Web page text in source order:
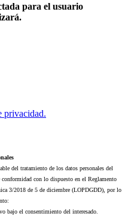
para el usuario
privacidad.
del tratamiento de los datos personales del
con lo dispuesto en el Reglamento
3/2018 de 5 de diciembre (LOPDGDD), por lo
bajo el consentimiento del interesado.